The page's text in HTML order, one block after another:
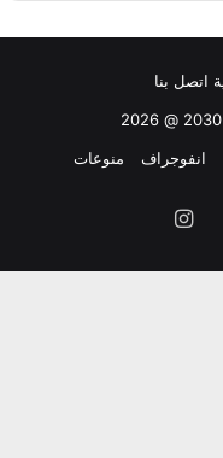
اتصل بنا
انفوجراف منوعات
يوتيوب